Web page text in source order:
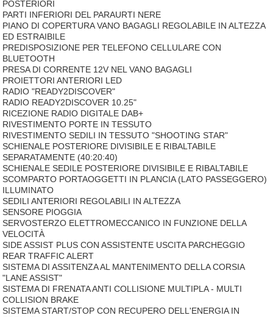
POSTERIORI
PARTI INFERIORI DEL PARAURTI NERE
PIANO DI COPERTURA VANO BAGAGLI REGOLABILE IN ALTEZZA
ED ESTRAIBILE
PREDISPOSIZIONE PER TELEFONO CELLULARE CON
BLUETOOTH
PRESA DI CORRENTE 12V NEL VANO BAGAGLI
PROIETTORI ANTERIORI LED
RADIO "READY2DISCOVER"
RADIO READY2DISCOVER 10.25"
RICEZIONE RADIO DIGITALE DAB+
RIVESTIMENTO PORTE IN TESSUTO
RIVESTIMENTO SEDILI IN TESSUTO "SHOOTING STAR"
SCHIENALE POSTERIORE DIVISIBILE E RIBALTABILE
SEPARATAMENTE (40:20:40)
SCHIENALE SEDILE POSTERIORE DIVISIBILE E RIBALTABILE
SCOMPARTO PORTAOGGETTI IN PLANCIA (LATO PASSEGGERO)
ILLUMINATO
SEDILI ANTERIORI REGOLABILI IN ALTEZZA
SENSORE PIOGGIA
SERVOSTERZO ELETTROMECCANICO IN FUNZIONE DELLA
VELOCITÀ
SIDE ASSIST PLUS CON ASSISTENTE USCITA PARCHEGGIO
REAR TRAFFIC ALERT
SISTEMA DI ASSITENZA AL MANTENIMENTO DELLA CORSIA
"LANE ASSIST"
SISTEMA DI FRENATA ANTI COLLISIONE MULTIPLA - MULTI
COLLISION BRAKE
SISTEMA START/STOP CON RECUPERO DELL'ENERGIA IN